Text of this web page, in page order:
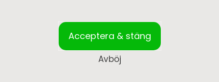
Acceptera & stäng
Avböj